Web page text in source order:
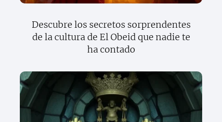
Descubre los secretos sorprendentes
de la cultura de El Obeid que nadie te
ha contado